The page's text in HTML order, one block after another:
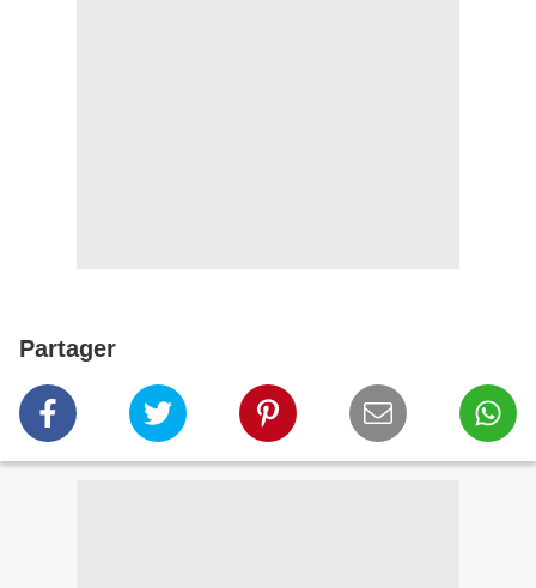
Partager